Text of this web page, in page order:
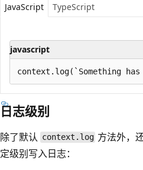
JavaScript TypeScript
javascript
日志级别
除了默认 context.log 方法外，
定级别写入日志：